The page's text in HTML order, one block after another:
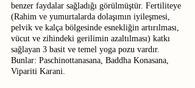
benzer faydalar sağladığı görülmüştür. Fertiliteye
(Rahim ve yumurtalarda dolaşımın iyileşmesi,
pelvik ve kalça bölgesinde esnekliğin artırılması,
vücut ve zihindeki gerilimin azaltılması) katkı
sağlayan 3 basit ve temel yoga pozu vardır.
Bunlar: Paschinottanasana, Baddha Konasana,
Vipariti Karani.